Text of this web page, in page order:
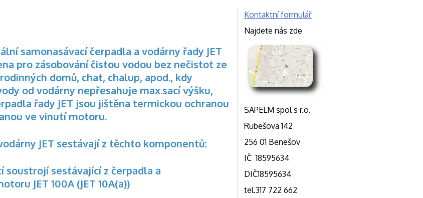
samonasávací čerpadla a vodárny řady JET
pro zásobování čistou vodou bez nečistot ze
domů, chat, chalup, apod., kdy
od vodárny nepřesahuje max.sací výšku,
řady JET jsou jištěna termickou ochranou
ve vinutí motoru.
JET sestávají z těchto komponentů:
soustrojí sestávající z čerpadla a
JET 100A (JET 10A(a))
Kontaktní formulář
Najdete nás zde
SAPELM spol s r.o.
Rubešova 142
256 01 Benešov
IČ 18595634
DIČ18595634
tel.317 722 662